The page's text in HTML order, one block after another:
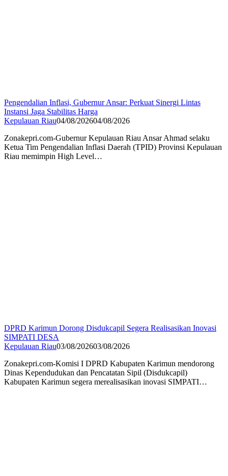
Pengendalian Inflasi, Gubernur Ansar: Perkuat Sinergi Lintas
Instansi Jaga Stabilitas Harga
Kepulauan Riau04/08/202604/08/2026
Zonakepri.com-Gubernur Kepulauan Riau Ansar Ahmad selaku
Ketua Tim Pengendalian Inflasi Daerah (TPID) Provinsi Kepulauan
Riau memimpin High Level…
DPRD Karimun Dorong Disdukcapil Segera Realisasikan Inovasi
SIMPATI DESA
Kepulauan Riau03/08/202603/08/2026
Zonakepri.com-Komisi I DPRD Kabupaten Karimun mendorong
Dinas Kependudukan dan Pencatatan Sipil (Disdukcapil)
Kabupaten Karimun segera merealisasikan inovasi SIMPATI…